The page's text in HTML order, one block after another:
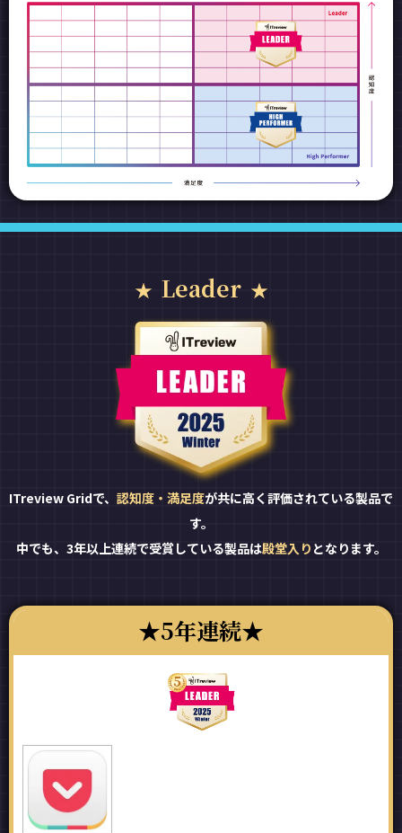
Leader
ITreview Gridで、 認知度・満足度が共に高く評価されている製品で
す。
中でも、3年以上連続で受賞している製品は殿堂入り となります。
5年連続